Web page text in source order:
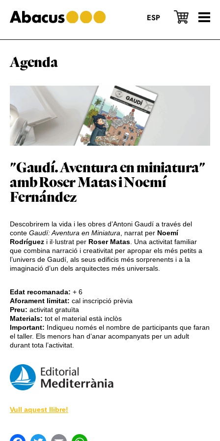
to
main
to
primary
to
footer
ESP
Agenda
"Gaudí. Aventura en miniatura"
amb Roser Matas i Noemí
Fernández
Descobrirem la vida i les obres d’Antoni Gaudí a través del
conte Gaudí: Aventura en Miniatura, narrat per Noemí
Rodríguez i il·lustrat per Roser Matas. Una activitat familiar
que combina narració i creativitat per apropar els més petits a
l’univers de Gaudí, als seus edificis més sorprenents i a la
imaginació d’un dels arquitectes més universals.
Edat recomanada: + 6
Aforament limitat: cal inscripció prèvia
Preu: activitat gratuïta
Materials: tot el material està inclòs
Important: Indiqueu només el nombre de participants que faran
el taller. Els menors han d’anar acompanyats per un adult
durant tota l’activitat.
Vull aquest llibre!